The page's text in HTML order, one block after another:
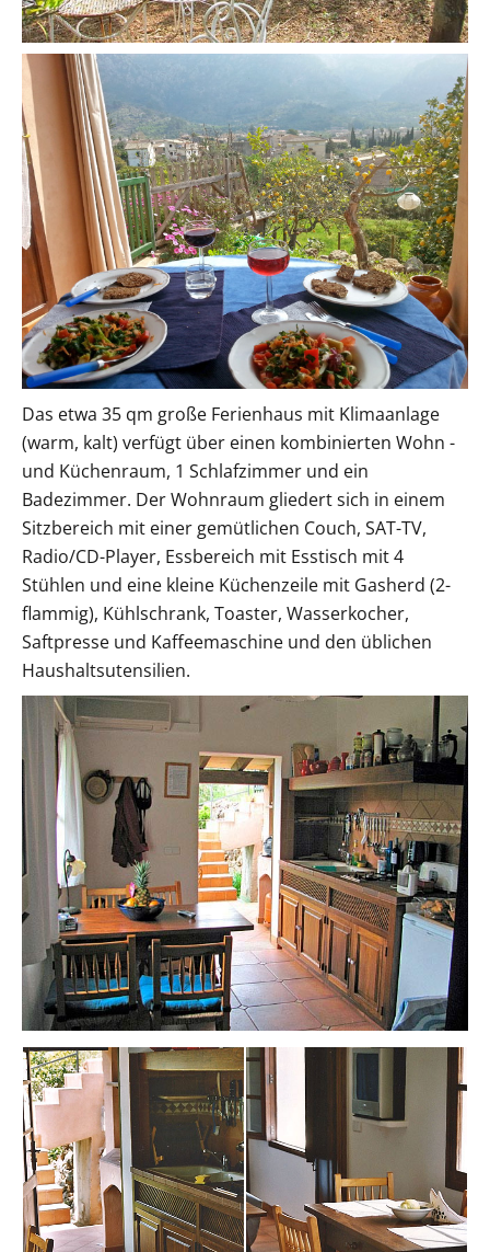
Das etwa 35 qm große Ferienhaus mit Klimaanlage
(warm, kalt) verfügt über einen kombinierten Wohn -
und Küchenraum, 1 Schlafzimmer und ein
Badezimmer. Der Wohnraum gliedert sich in einem
Sitzbereich mit einer gemütlichen Couch, SAT-TV,
Radio/CD-Player, Essbereich mit Esstisch mit 4
Stühlen und eine kleine Küchenzeile mit Gasherd (2-
flammig), Kühlschrank, Toaster, Wasserkocher,
Saftpresse und Kaffeemaschine und den üblichen
Haushaltsutensilien.